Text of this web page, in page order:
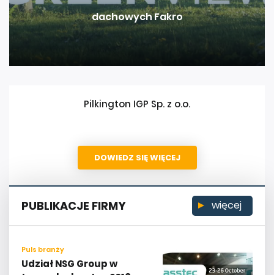
dachowych Fakro
Pilkington IGP Sp. z o.o.
DOWIEDZ SIĘ WIĘCEJ
PUBLIKACJE FIRMY więcej
Puls branży
Udział NSG Group w